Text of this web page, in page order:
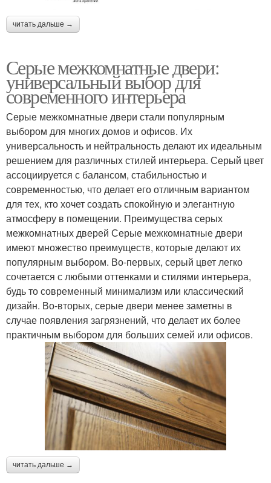
читать дальше →
Серые межкомнатные двери:
универсальный выбор для
современного интерьера
Серые межкомнатные двери стали популярным
выбором для многих домов и офисов. Их
универсальность и нейтральность делают их идеальным
решением для различных стилей интерьера. Серый цвет
ассоциируется с балансом, стабильностью и
современностью, что делает его отличным вариантом
для тех, кто хочет создать спокойную и элегантную
атмосферу в помещении. Преимущества серых
межкомнатных дверей Серые межкомнатные двери
имеют множество преимуществ, которые делают их
популярным выбором. Во-первых, серый цвет легко
сочетается с любыми оттенками и стилями интерьера,
будь то современный минимализм или классический
дизайн. Во-вторых, серые двери менее заметны в
случае появления загрязнений, что делает их более
практичным выбором для больших семей или офисов.
читать дальше →